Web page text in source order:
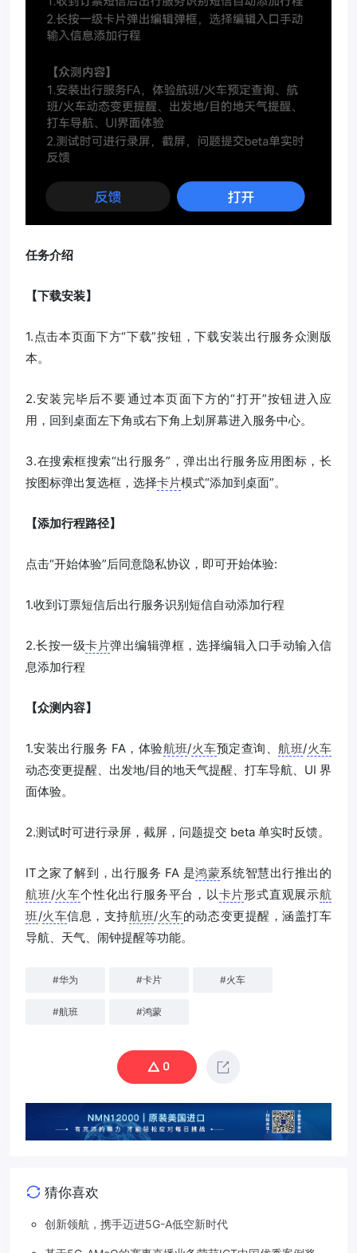
任务介绍
【下载安装】
1.点击本页面下方“下载”按钮，下载安装出行服务众测版
本。
2.安装完毕后不要通过本页面下方的“打开”按钮进入应
用，回到桌面左下角或右下角上划屏幕进入服务中心。
3.在搜索框搜索“出行服务”，弹出出行服务应用图标，长
按图标弹出复选框，选择卡片模式“添加到桌面”。
【添加行程路径】
点击“开始体验”后同意隐私协议，即可开始体验:
1.收到订票短信后出行服务识别短信自动添加行程
2.长按一级卡片弹出编辑弹框，选择编辑入口手动输入信
息添加行程
【众测内容】
1.安装出行服务 FA，体验航班/火车预定查询、航班/火车
动态变更提醒、出发地/目的地天气提醒、打车导航、UI 界
面体验。
2.测试时可进行录屏，截屏，问题提交 beta 单实时反馈。
IT之家了解到，出行服务 FA 是鸿蒙系统智慧出行推出的
航班/火车个性化出行服务平台，以卡片形式直观展示航
班/火车信息，支持航班/火车的动态变更提醒，涵盖打车
导航、天气、闹钟提醒等功能。
#华为 #卡片 #火车
#航班 #鸿蒙
0
猜你喜欢
创新领航，携手迈进5G-A低空新时代